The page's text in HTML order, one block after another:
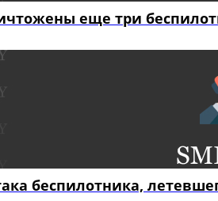
еще три
беспилотника,